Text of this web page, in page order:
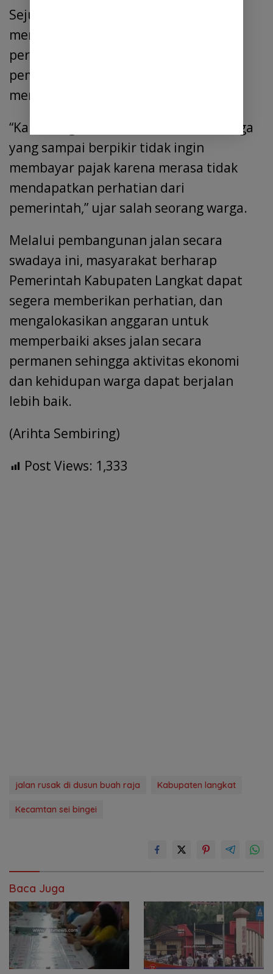
Sejumlah warga yang ditemui juga
mengaku kecewa terhadap minimnya
perhatian pemerintah terhadap
pembangunan infrastruktur di desa
mereka.
“Kami sangat kecewa. Bahkan ada warga
yang sampai berpikir tidak ingin
membayar pajak karena merasa tidak
mendapatkan perhatian dari
pemerintah,” ujar salah seorang warga.
Melalui pembangunan jalan secara
swadaya ini, masyarakat berharap
Pemerintah Kabupaten Langkat dapat
segera memberikan perhatian, dan
mengalokasikan anggaran untuk
memperbaiki akses jalan secara
permanen sehingga aktivitas ekonomi
dan kehidupan warga dapat berjalan
lebih baik.
(Arihta Sembiring)
Post Views: 1,333
jalan rusak di dusun buah raja Kabupaten langkat
Kecamtan sei bingei
Baca Juga